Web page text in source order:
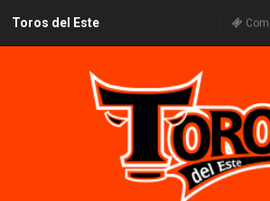
Toros del Este